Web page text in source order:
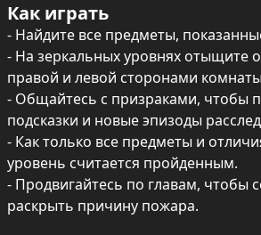
Как играть
- Найдите все предметы,
- На зеркальных уровнях отыщите
правой и левой сторонами
- Общайтесь с призраками, чтобы
подсказки и новые эпизоды
- Как только все предметы и
уровень считается пройденным.
- Продвигайтесь по главам, чтобы
раскрыть причину пожара.